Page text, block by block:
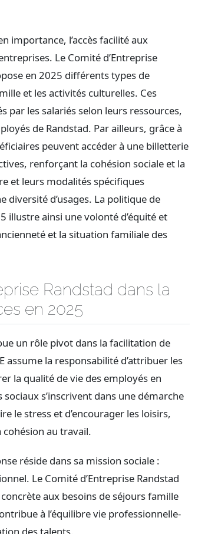
importance, l’accès facilité aux
Le Comité d’Entreprise
en 2025 différents types de
et les activités culturelles. Ces
par les salariés selon leurs ressources,
de Randstad. Par ailleurs, grâce à
peuvent accéder à une billetterie
renforçant la cohésion sociale et la
et leurs modalités spécifiques
diversité d’usages. La politique de
illustre ainsi une volonté d’équité et
et la situation familiale des
Randstad dans la
en 2025
un rôle pivot dans la facilitation de
assume la responsabilité d’attribuer les
la qualité de vie des employés en
s’inscrivent dans une démarche
le stress et d’encourager les loisirs,
au travail.
réside dans sa mission sociale :
Le Comité d’Entreprise Randstad
aux besoins de séjours famille
à l’équilibre vie professionnelle-